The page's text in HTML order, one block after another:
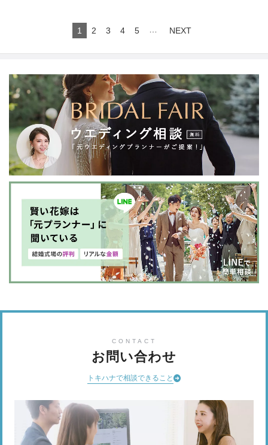
1 2 3 4 5 … NEXT
CONTACT
お問い合わせ
トキハナで相談できること